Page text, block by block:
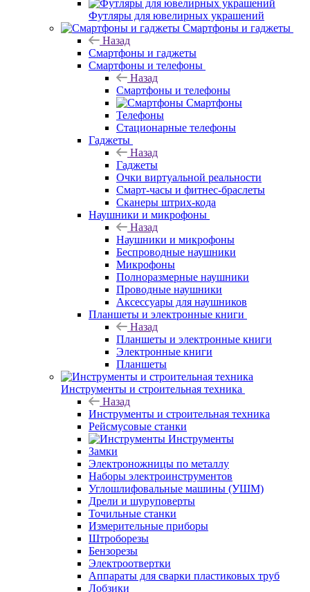
Футляры для ювелирных украшений
Смартфоны и гаджеты
Назад
Смартфоны и гаджеты
Смартфоны и телефоны
Назад
Смартфоны и телефоны
Смартфоны
Телефоны
Стационарные телефоны
Гаджеты
Назад
Гаджеты
Очки виртуальной реальности
Смарт-часы и фитнес-браслеты
Сканеры штрих-кода
Наушники и микрофоны
Назад
Наушники и микрофоны
Беспроводные наушники
Микрофоны
Полноразмерные наушники
Проводные наушники
Аксессуары для наушников
Планшеты и электронные книги
Назад
Планшеты и электронные книги
Электронные книги
Планшеты
Инструменты и строительная техника
Назад
Инструменты и строительная техника
Рейсмусовые станки
Инструменты
Замки
Электроножницы по металлу
Наборы электроинструментов
Углошлифовальные машины (УШМ)
Дрели и шуруповерты
Точильные станки
Измерительные приборы
Штроборезы
Бензорезы
Электроотвертки
Аппараты для сварки пластиковых труб
Лобзики